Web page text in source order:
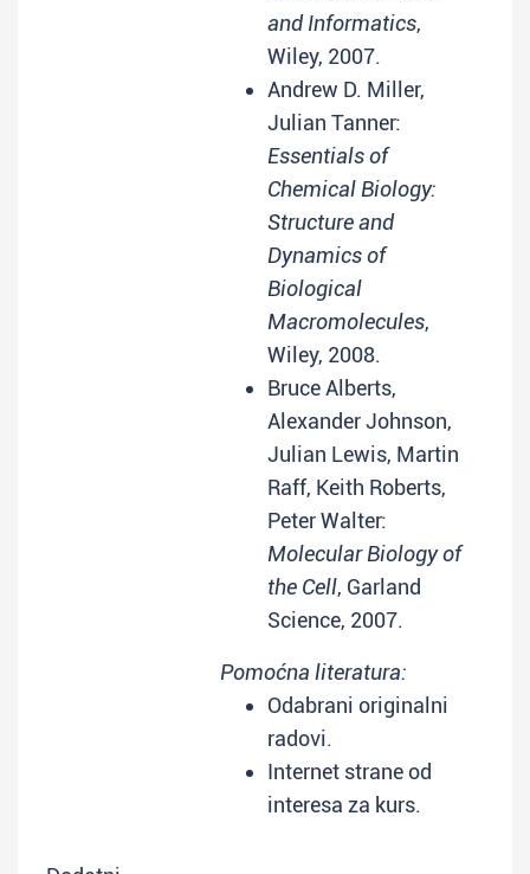
and Informatics,
Wiley, 2007.
Andrew D. Miller,
Julian Tanner:
Essentials of
Chemical Biology:
Structure and
Dynamics of
Biological
Macromolecules,
Wiley, 2008.
Bruce Alberts,
Alexander Johnson,
Julian Lewis, Martin
Raff, Keith Roberts,
Peter Walter:
Molecular Biology of
the Cell, Garland
Science, 2007.
Pomoćna literatura:
Odabrani originalni
radovi.
Internet strane od
interesa za kurs.